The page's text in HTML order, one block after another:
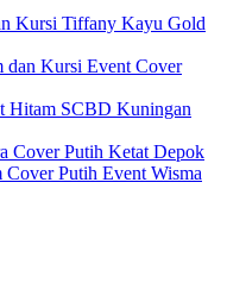
Kursi Tiffany Kayu Gold
dan Kursi Event Cover
Hitam SCBD Kuningan
Cover Putih Ketat Depok
Putih Event Wisma